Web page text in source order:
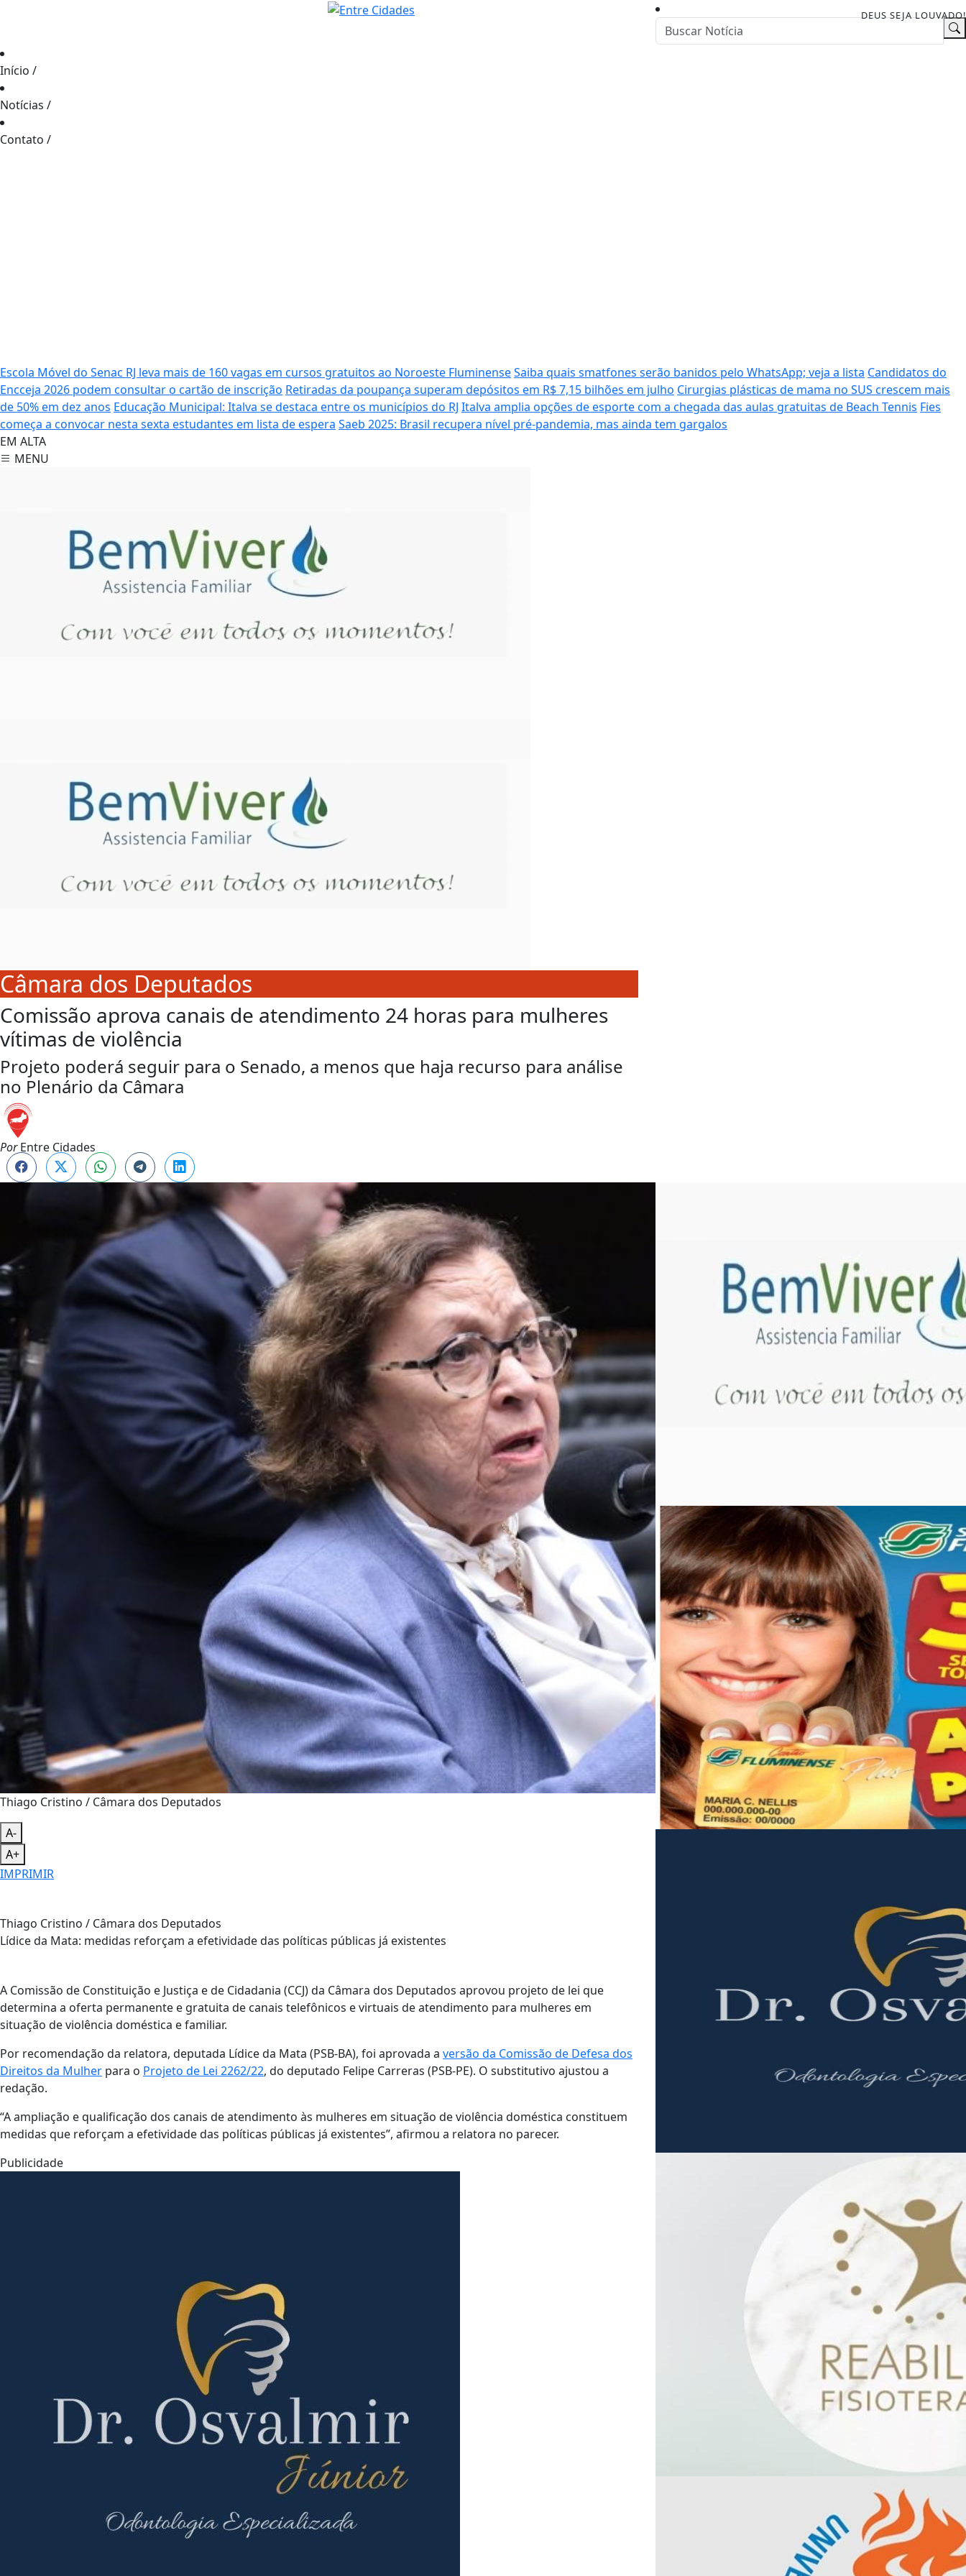
DEUS SEJA LOUVADO!
Início /
Notícias /
Contato /
Escola Móvel do Senac RJ leva mais de 160 vagas em cursos gratuitos ao Noroeste FluminenseSaiba quais smatfones serão banidos pelo WhatsApp; veja a lista Candidatos do
Encceja 2026 podem consultar o cartão de inscrição Retiradas da poupança superam depósitos em R$ 7,15 bilhões em julho Cirurgias plásticas de mama no SUS crescem mais
de 50% em dez anos Educação Municipal: Italva se destaca entre os municípios do RJ Italva amplia opções de esporte com a chegada das aulas gratuitas de Beach Tennis Fies
começa a convocar nesta sexta estudantes em lista de espera Saeb 2025: Brasil recupera nível pré-pandemia, mas ainda tem gargalos
EM ALTA
MENU
Câmara dos Deputados
Comissão aprova canais de atendimento 24 horas para mulheres
vítimas de violência
Projeto poderá seguir para o Senado, a menos que haja recurso para análise
no Plenário da Câmara
PorEntre Cidades
Thiago Cristino / Câmara dos Deputados
A-
A+
IMPRIMIR
Thiago Cristino / Câmara dos Deputados
Lídice da Mata: medidas reforçam a efetividade das políticas públicas já existentes
A Comissão de Constituição e Justiça e de Cidadania (CCJ) da Câmara dos Deputados aprovou projeto de lei que
determina a oferta permanente e gratuita de canais telefônicos e virtuais de atendimento para mulheres em
situação de violência doméstica e familiar.
Por recomendação da relatora, deputada Lídice da Mata (PSB-BA), foi aprovada a versão da Comissão de Defesa dos
Direitos da Mulher para o Projeto de Lei 2262/22, do deputado Felipe Carreras (PSB-PE). O substitutivo ajustou a
redação.
“A ampliação e qualificação dos canais de atendimento às mulheres em situação de violência doméstica constituem
medidas que reforçam a efetividade das políticas públicas já existentes”, afirmou a relatora no parecer.
Publicidade